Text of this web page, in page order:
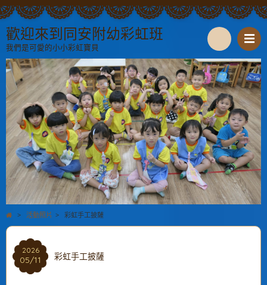
歡迎來到同安附幼彩虹班
我們是可愛的小小彩虹寶貝
S
e
a
r
c
h
> 活動照片 > 彩虹手工披薩
2026
05/11 彩虹手工披薩